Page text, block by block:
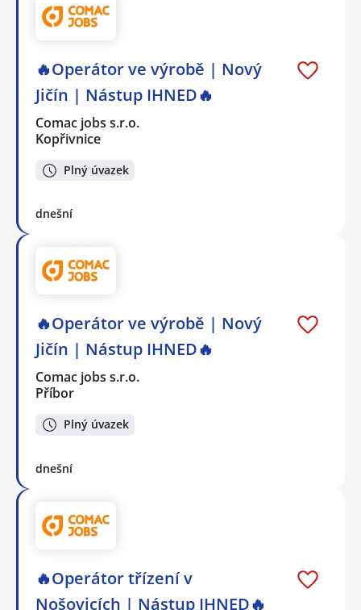
🔥Operátor ve výrobě | Nový
Jičín | Nástup IHNED🔥
Comac jobs s.r.o.
Kopřivnice
Plný úvazek
dnešní
🔥Operátor ve výrobě | Nový
Jičín | Nástup IHNED🔥
Comac jobs s.r.o.
Příbor
Plný úvazek
dnešní
🔥Operátor třízení v
Nošovicích | Nástup IHNED🔥